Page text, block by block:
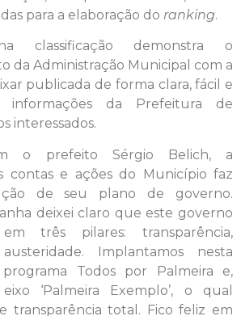
para a elaboração do ranking.
classificação demonstra o
da Administração Municipal com a
publicada de forma clara, fácil e
informações da Prefeitura de
interessados.
o prefeito Sérgio Belich, a
contas e ações do Município faz
de seu plano de governo.
deixei claro que este governo
três pilares: transparência,
Implantamos nesta
Todos por Palmeira e,
‘Palmeira Exemplo’, o qual
transparência total. Fico feliz em